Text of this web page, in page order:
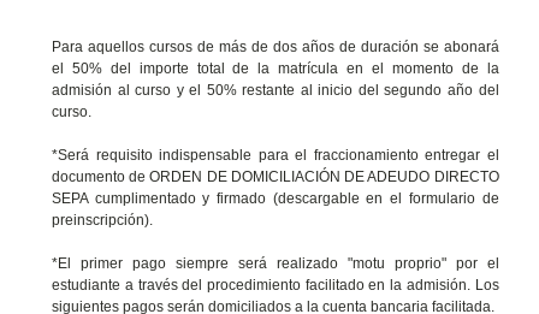
Para aquellos cursos de más de dos años de duración se abonará
el 50% del importe total de la matrícula en el momento de la
admisión al curso y el 50% restante al inicio del segundo año del
curso.
*Será requisito indispensable para el fraccionamiento entregar el
documento de ORDEN DE DOMICILIACIÓN DE ADEUDO DIRECTO
SEPA cumplimentado y firmado (descargable en el formulario de
preinscripción).
*El primer pago siempre será realizado "motu proprio" por el
estudiante a través del procedimiento facilitado en la admisión. Los
siguientes pagos serán domiciliados a la cuenta bancaria facilitada.